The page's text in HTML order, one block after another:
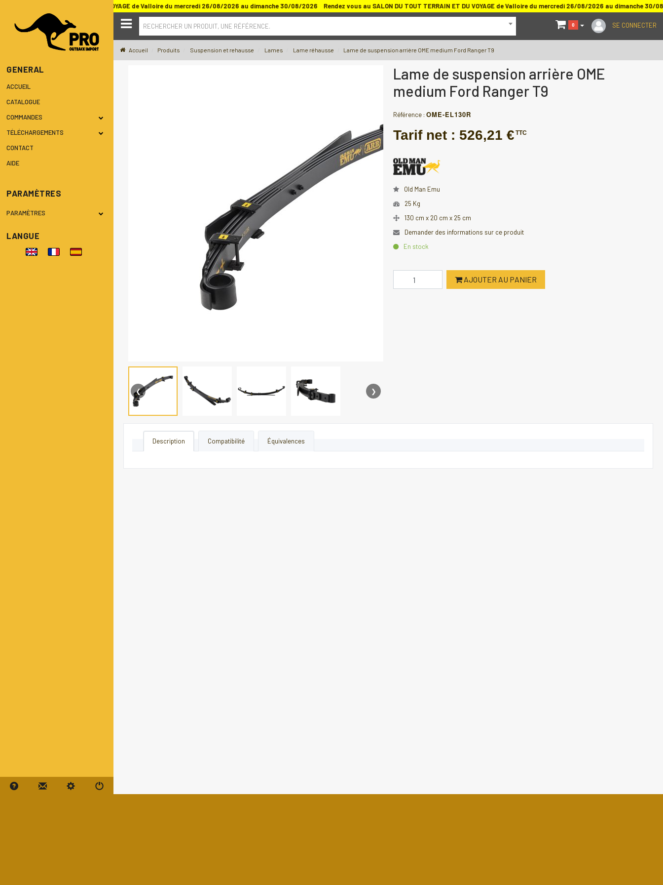
GENERAL
ACCUEIL
CATALOGUE
COMMANDES
TÉLÉCHARGEMENTS
CONTACT
AIDE
PARAMÈTRES
PARAMÈTRES
LANGUE
SALON DU TOUT TERRAIN ET DU VOYAGE de Valloire du mercredi 26/08/2026 au dimanche 30/08/2026 Rendez vous au SALON DU TOUT TERRAIN ET DU VOYAGE de Valloire du mercredi 26/08/2026 au dimanche
RECHERCHER UN PRODUIT, UNE RÉFÉRENCE. SE CONNECTER
0
Accueil Produits Suspension et rehausse Lames Lame réhausse Lame de suspension arrière OME medium Ford Ranger T9
❮ ❯
Lame de suspension arrière OME
medium Ford Ranger T9
Référence : OME-EL130R
Tarif net : 526,21 € TTC
Old Man Emu
25 Kg
130 cm x 20 cm x 25 cm
Demander des informations sur ce produit
En stock
AJOUTER AU PANIER
Description Compatibilité Équivalences